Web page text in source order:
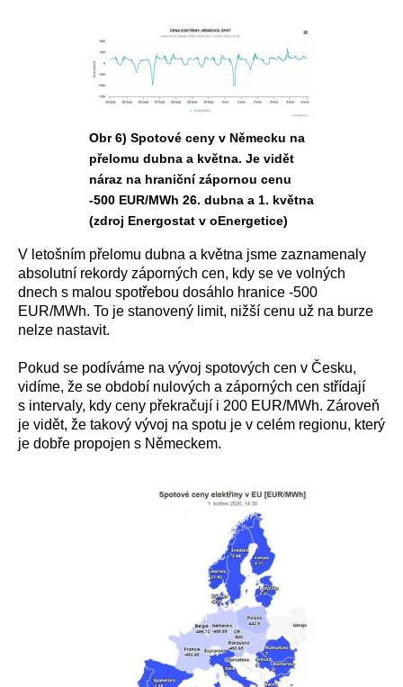
Obr 6) Spotové ceny v Německu na
přelomu dubna a května. Je vidět
náraz na hraniční zápornou cenu
-500 EUR/MWh 26. dubna a 1. května
(zdroj Energostat v oEnergetice)
V letošním přelomu dubna a května jsme zaznamenaly
absolutní rekordy záporných cen, kdy se ve volných
dnech s malou spotřebou dosáhlo hranice -500
EUR/MWh. To je stanovený limit, nižší cenu už na burze
nelze nastavit.
Pokud se podíváme na vývoj spotových cen v Česku,
vidíme, že se období nulových a záporných cen střídají
s intervaly, kdy ceny překračují i 200 EUR/MWh. Zároveň
je vidět, že takový vývoj na spotu je v celém regionu, který
je dobře propojen s Německem.